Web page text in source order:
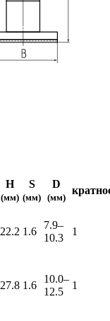
H
(мм)
S
(мм)
D
(мм)
22.2 1.6
7.9–
10.3
1
27.8 1.6
10.0–
12.5
1